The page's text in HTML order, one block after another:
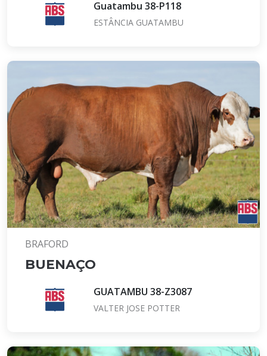
Guatambu 38-P118
ESTÂNCIA GUATAMBU
BRAFORD
BUENAÇO
GUATAMBU 38-Z3087
VALTER JOSE POTTER